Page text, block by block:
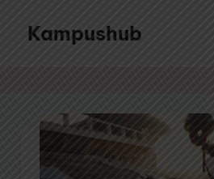
Kampushub
berbagai
topik
menarik